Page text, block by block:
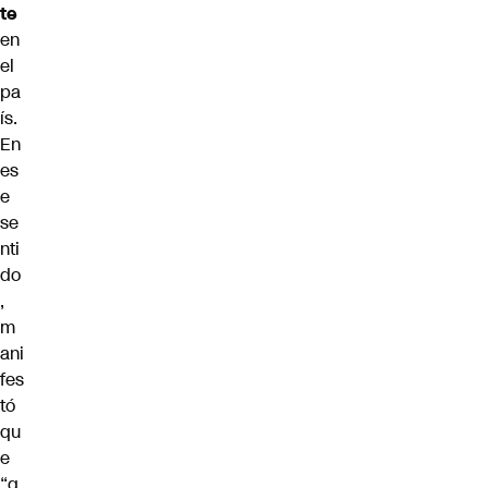
te
en
el
pa
ís.
En
es
e
se
nti
do
,
m
ani
fes
tó
qu
e